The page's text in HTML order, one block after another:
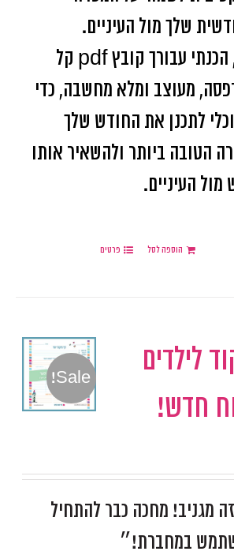
שלך מול העיניים.
לכן, הכנתי עבורך קובץ pdf קל
מעוצב ומלא מחשבה, כדי
לתכנן את החודש שלך
הטובה ביותר ולהשאיר אותו
מול העיניים.
הוספה לסל פרטים
Sale!
לילדים
חדש!
מגניב! מחכה כבר להתחיל
במחברת!״